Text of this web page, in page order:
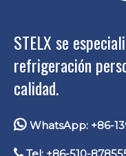
STELX se
refrigeración
calidad.
 WhatsApp: +86-
